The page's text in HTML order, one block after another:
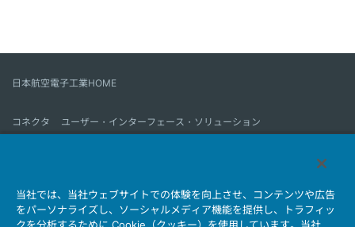
日本航空電子工業HOME
コネクタ
ユーザー・インターフェース・ソリューション
会社情報 サステナビリティ IR情報 採用情報
会社情報新着一覧
製品情報新着一覧
サイトマップ お問い合わせ
当社では、当社ウェブサイトでの体験を向上させ、コンテンツや広告
をパーソナライズし、ソーシャルメディア機能を提供し、トラフィッ